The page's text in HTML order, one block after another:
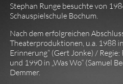
Stephan Runge besuchte von
Schauspielschule Bochum.
Nach dem erfolgreichen
Theaterproduktionen, u.a. 1988
Erinnerung“ (Gert Jonke) /
und 1990 in „Was Wo“ (Samuel
Demmer.